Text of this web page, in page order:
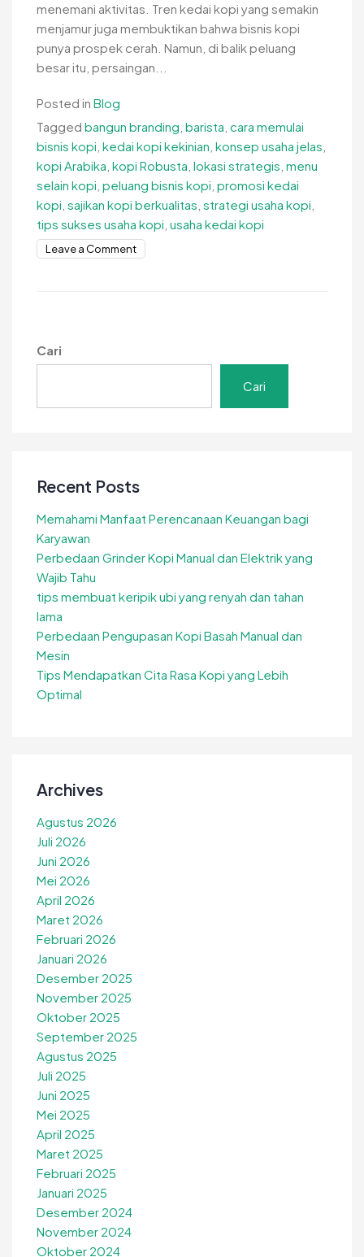
menemani aktivitas. Tren kedai kopi yang semakin
menjamur juga membuktikan bahwa bisnis kopi
punya prospek cerah. Namun, di balik peluang
besar itu, persaingan...
Posted in Blog
Tagged bangun branding barista cara memulai
bisnis kopi kedai kopi kekinian konsep usaha jelas
kopi Arabika kopi Robusta lokasi strategis menu
selain kopi peluang bisnis kopi promosi kedai
kopi sajikan kopi berkualitas strategi usaha kopi
tips sukses usaha kopi usaha kedai kopi
Leave a Commenton
Berhasil
Cari
Cari
Recent Posts
Memahami Manfaat Perencanaan Keuangan bagi
Karyawan
Perbedaan Grinder Kopi Manual dan Elektrik yang
Wajib Tahu
tips membuat keripik ubi yang renyah dan tahan
lama
Perbedaan Pengupasan Kopi Basah Manual dan
Mesin
Tips Mendapatkan Cita Rasa Kopi yang Lebih
Optimal
Archives
Agustus 2026
Juli 2026
Juni 2026
Mei 2026
April 2026
Maret 2026
Februari 2026
Januari 2026
Desember 2025
November 2025
Oktober 2025
September 2025
Agustus 2025
Juli 2025
Juni 2025
Mei 2025
April 2025
Maret 2025
Februari 2025
Januari 2025
Desember 2024
November 2024
Oktober 2024